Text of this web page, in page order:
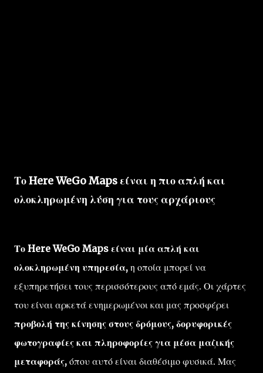
Το Here WeGo Maps είναι η πιο απλή και
ολοκληρωμένη λύση για τους αρχάριους
Το Here WeGo Maps είναι μία απλή και
ολοκληρωμένη υπηρεσία, η οποία μπορεί να
εξυπηρετήσει τους περισσότερους από εμάς. Οι χάρτες
του είναι αρκετά ενημερωμένοι και μας προσφέρει
προβολή της κίνησης στους δρόμους, δορυφορικές
φωτογραφίες και πληροφορίες για μέσα μαζικής
μεταφοράς, όπου αυτό είναι διαθέσιμο φυσικά. Μας